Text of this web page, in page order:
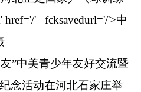
中美青少年友好交流暨
念活动在河北石家庄举